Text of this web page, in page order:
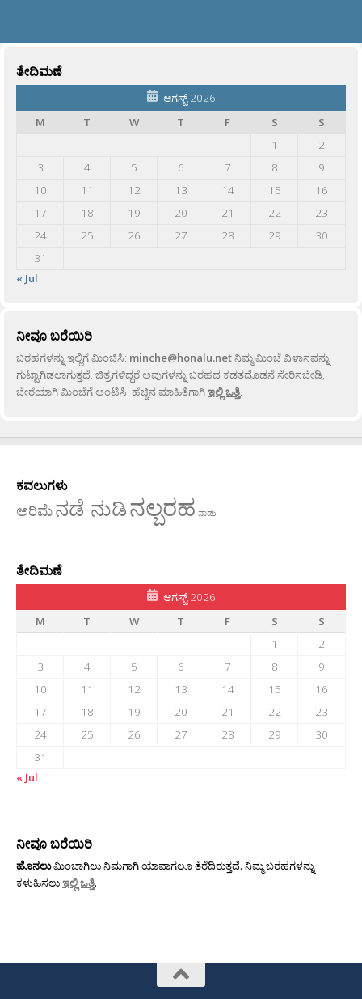
ತೇದಿಮಣೆ
ಆಗಸ್ಟ್ 2026
M
T W T F S
S
1
2
3
4 5 6 7 8
9
10
11 12 13 14 15
16
17
18 19 20 21 22
23
24
25 26 27 28 29
30
31
« Jul
ನೀವೂ ಬರೆಯಿರಿ
ಬರಹಗಳನ್ನು ಇಲ್ಲಿಗೆ ಮಿಂಚಿಸಿ: minche@honalu.netನಿಮ್ಮ ಮಿಂಚೆ ವಿಳಾಸವನ್ನು
ಗುಟ್ಟಾಗಿಡಲಾಗುತ್ತದೆ. ಚಿತ್ರಗಳಿದ್ದರೆ ಅವುಗಳನ್ನು ಬರಹದ ಕಡತದೊಡನೆ ಸೇರಿಸಬೇಡಿ,
ಬೇರೆಯಾಗಿ ಮಿಂಚೆಗೆ ಅಂಟಿಸಿ. ಹೆಚ್ಚಿನ ಮಾಹಿತಿಗಾಗಿಇಲ್ಲಿ ಒತ್ತಿ
ಕವಲುಗಳು
ಅರಿಮೆನಡೆ-ನುಡಿನಲ್ಬರಹ ನಾಡು
ತೇದಿಮಣೆ
ಆಗಸ್ಟ್ 2026
M
T W T F S
S
1
2
3
4 5 6 7 8
9
10
11 12 13 14 15
16
17
18 19 20 21 22
23
24
25 26 27 28 29
30
31
« Jul
ನೀವೂ ಬರೆಯಿರಿ
ಹೊನಲುಮಿಂಬಾಗಿಲು ನಿಮಗಾಗಿ ಯಾವಾಗಲೂ ತೆರೆದಿರುತ್ತದೆ. ನಿಮ್ಮ ಬರಹಗಳನ್ನು
ಕಳುಹಿಸಲುಇಲ್ಲಿ ಒತ್ತಿ.